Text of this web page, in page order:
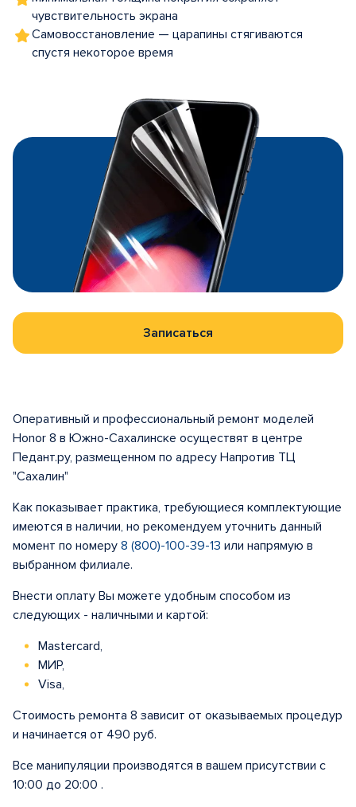
чувствительность экрана
Самовосстановление — царапины стягиваются
спустя некоторое время
Записаться
Оперативный и профессиональный ремонт моделей
Honor 8 в Южно-Сахалинске осуществят в центре
Педант.ру, размещенном по адресу Напротив ТЦ
"Сахалин"
Как показывает практика, требующиеся комплектующие
имеются в наличии, но рекомендуем уточнить данный
момент по номеру 8 (800)-100-39-13 или напрямую в
выбранном филиале.
Внести оплату Вы можете удобным способом из
следующих - наличными и картой:
Mastercard,
МИР,
Visa,
Стоимость ремонта 8 зависит от оказываемых процедур
и начинается от 490 руб.
Все манипуляции производятся в вашем присутствии с
10:00 до 20:00 .